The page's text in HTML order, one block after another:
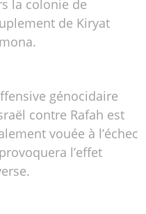
la colonie de
de Kiryat
génocidaire
contre Rafah est
vouée à l’échec
l’effet